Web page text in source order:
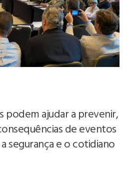
podem ajudar a prevenir,
de eventos
segurança e o cotidiano